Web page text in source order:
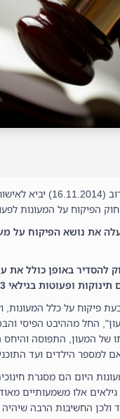
ביום ראשון הקרוב
הפיקוח על המעונות
את נושא הפיקוח על
באופן כולל את
ופעוטות בגילאי 0-3.
פיקוח על כלל המעונות,
החל מההיבט הפיסי
של המעון, התפוסה
למספר הילדים ועד
היום הם מסגרת
0-3, הרי גילאים אלו משמעותיים
ולכן החשיבות הרבה שיהיה